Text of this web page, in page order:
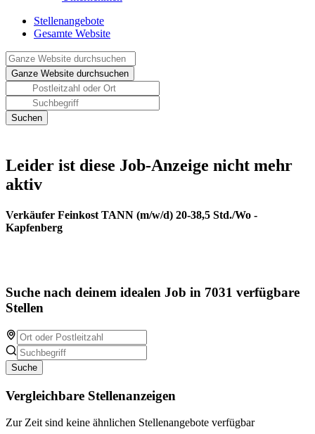
Stellenangebote
Gesamte Website
Leider ist diese Job-Anzeige nicht mehr
aktiv
Verkäufer Feinkost TANN (m/w/d) 20-38,5 Std./Wo -
Kapfenberg
Suche nach deinem idealen Job in 7031 verfügbare
Stellen
Suche
Vergleichbare Stellenanzeigen
Zur Zeit sind keine ähnlichen Stellenangebote verfügbar